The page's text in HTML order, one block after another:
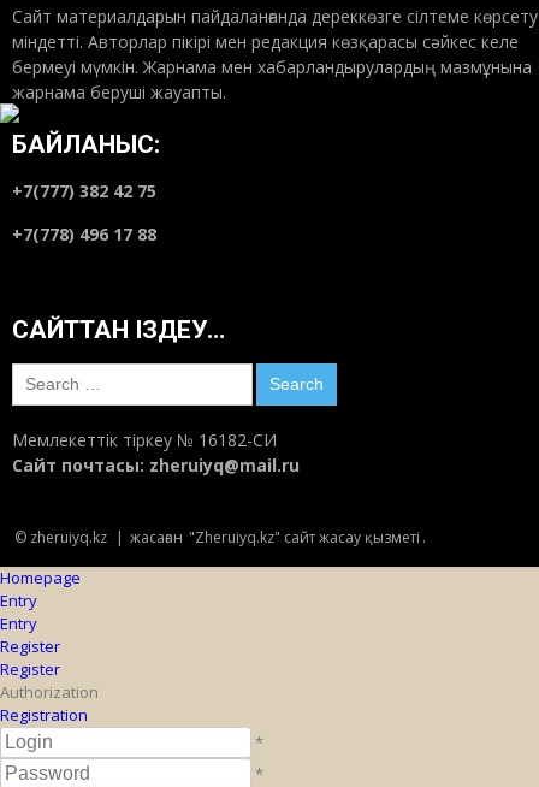
Сайт материалдарын пайдаланғанда дереккөзге сілтеме көрсету
міндетті. Авторлар пікірі мен редакция көзқарасы сәйкес келе
бермеуі мүмкін. Жарнама мен хабарландырулардың мазмұнына
жарнама беруші жауапты.
БАЙЛАНЫС:
+7(777) 382 42 75
+7(778) 496 17 88
САЙТТАН ІЗДЕУ…
Search
for:
Мемлекеттік тіркеу № 16182-СИ
Сайт почтасы: zheruiyq@mail.ru
© zheruiyq.kz | жасаған "Zheruiyq.kz" сайт жасау қызметі .
Homepage
Entry
Entry
Register
Register
Authorization
Registration
*
*